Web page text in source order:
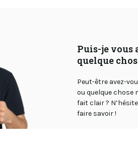
Puis-je vous
quelque
Peut-être avez-
ou quelque chose
fait clair ?
faire savoir !